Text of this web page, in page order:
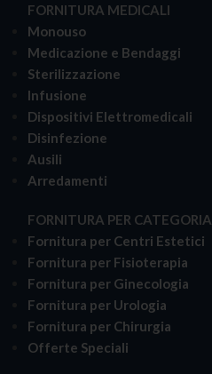
FORNITURA MEDICALI
Monouso
Medicazione e Bendaggi
Sterilizzazione
Infusione
Dispositivi Elettromedicali
Disinfezione
Ausili
Arredamenti
FORNITURA PER CATEGORIA
Fornitura per Centri Estetici
Fornitura per Fisioterapia
Fornitura per Ginecologia
Fornitura per Urologia
Fornitura per Chirurgia
Offerte Speciali